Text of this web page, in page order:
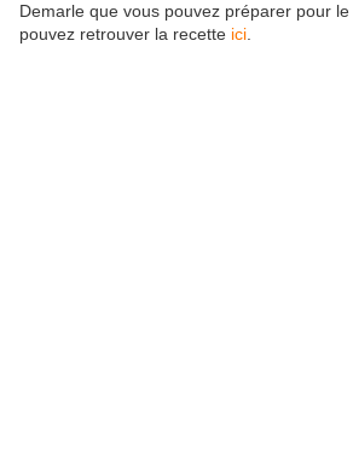
Demarle que vous pouvez préparer pour
pouvez retrouver la recette ici